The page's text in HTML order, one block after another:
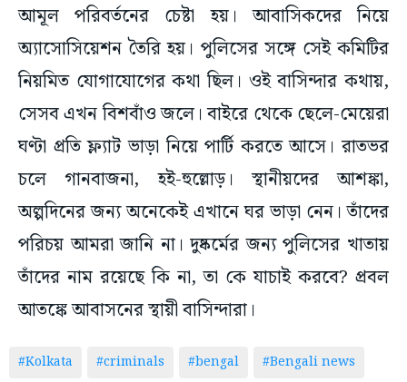
আমূল পরিবর্তনের চেষ্টা হয়। আবাসিকদের নিয়ে
অ্যাসোসিয়েশন তৈরি হয়। পুলিসের সঙ্গে সেই কমিটির
নিয়মিত যোগাযোগের কথা ছিল। ওই বাসিন্দার কথায়,
সেসব এখন বিশবাঁও জলে। বাইরে থেকে ছেলে-মেয়েরা
ঘণ্টা প্রতি ফ্ল্যাট ভাড়া নিয়ে পার্টি করতে আসে। রাতভর
চলে গানবাজনা, হই-হুল্লোড়। স্থানীয়দের আশঙ্কা,
অল্পদিনের জন্য অনেকেই এখানে ঘর ভাড়া নেন। তাঁদের
পরিচয় আমরা জানি না। দুষ্কর্মের জন্য পুলিসের খাতায়
তাঁদের নাম রয়েছে কি না, তা কে যাচাই করবে? প্রবল
আতঙ্কে আবাসনের স্থায়ী বাসিন্দারা।
#Kolkata #criminals #bengal
#Bengali news